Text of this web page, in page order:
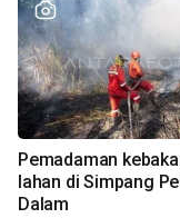
Pemadaman
lahan di Simpang
Dalam